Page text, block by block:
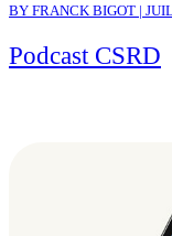
BY FRANCK BIGOT |
Podcast CSRD